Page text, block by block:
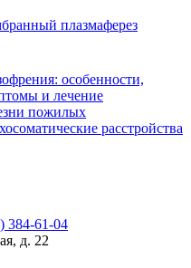
плазмаферез
особенности,
и лечение
пожилых
расстройства
384-61-04
, д. 22